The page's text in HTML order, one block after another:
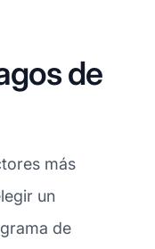
de
más
un
de